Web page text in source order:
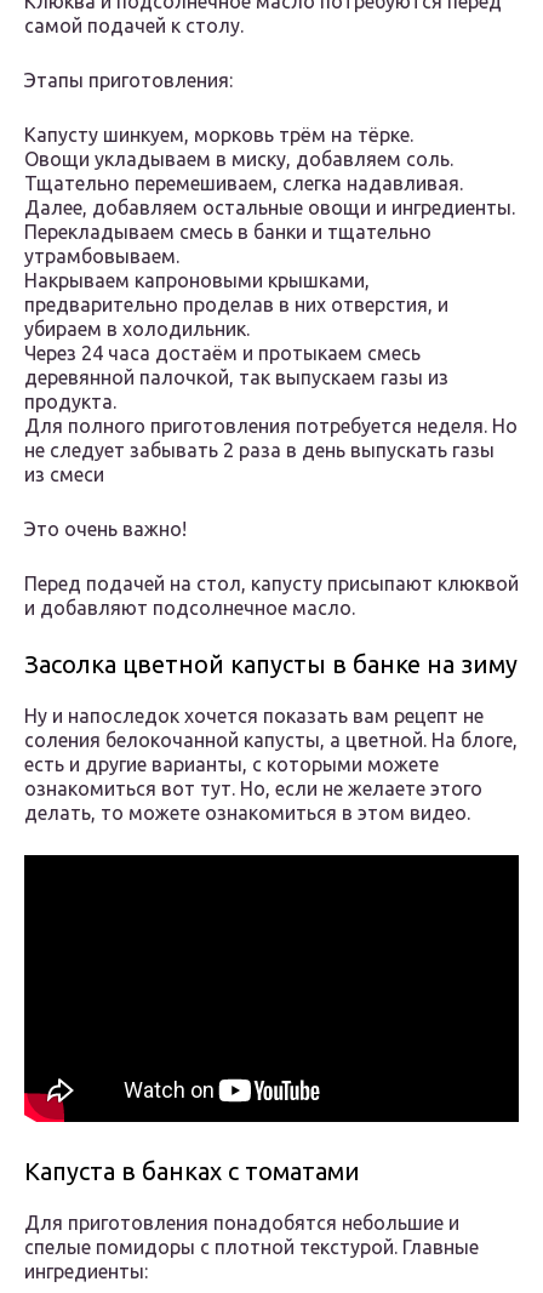
самой подачей к столу.
Этапы приготовления:
Капусту шинкуем, морковь трём на тёрке.
Овощи укладываем в миску, добавляем соль.
Тщательно перемешиваем, слегка надавливая.
Далее, добавляем остальные овощи и ингредиенты.
Перекладываем смесь в банки и тщательно
утрамбовываем.
Накрываем капроновыми крышками,
предварительно проделав в них отверстия, и
убираем в холодильник.
Через 24 часа достаём и протыкаем смесь
деревянной палочкой, так выпускаем газы из
продукта.
Для полного приготовления потребуется неделя. Но
не следует забывать 2 раза в день выпускать газы
из смеси
Это очень важно!
Перед подачей на стол, капусту присыпают клюквой
и добавляют подсолнечное масло.
Засолка цветной капусты в банке на зиму
Ну и напоследок хочется показать вам рецепт не
соления белокочанной капусты, а цветной. На блоге,
есть и другие варианты, с которыми можете
ознакомиться вот тут. Но, если не желаете этого
делать, то можете ознакомиться в этом видео.
Капуста в банках с томатами
Для приготовления понадобятся небольшие и
спелые помидоры с плотной текстурой. Главные
ингредиенты: